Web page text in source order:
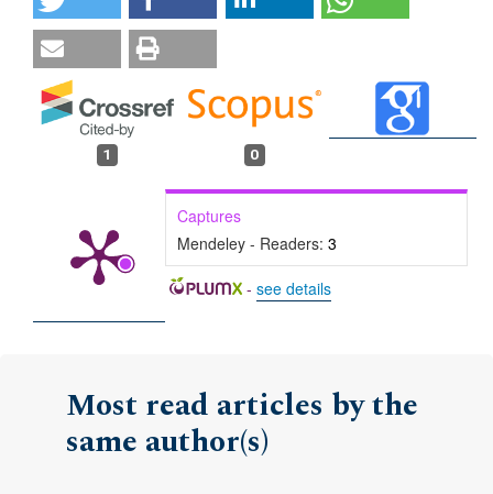
1 0
Captures
Mendeley - Readers: 3
- see details
Most read articles by the
same author(s)